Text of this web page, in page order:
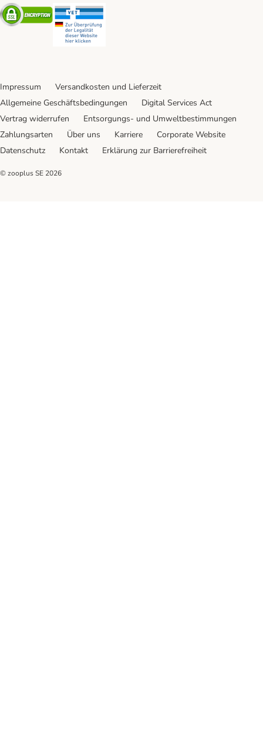
Security
Impressum
Versandkosten und Lieferzeit
Allgemeine Geschäftsbedingungen
Digital Services Act
Vertrag widerrufen
Entsorgungs- und Umweltbestimmungen
Zahlungsarten
Über uns Karriere
Corporate Website
Datenschutz
Kontakt Erklärung zur Barrierefreiheit
© zooplus SE 2026